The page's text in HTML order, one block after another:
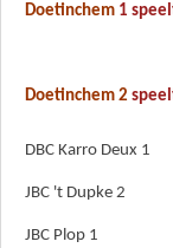
Doetinchem 1
Doetinchem 2
DBC Karro Deux 1
JBC 't Dupke 2
JBC Plop 1